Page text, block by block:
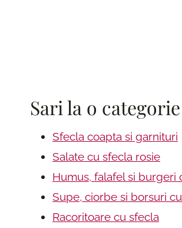
Sari la o categorie
Sfecla coapta si garnituri
Salate cu sfecla rosie
Humus, falafel si burgeri
Supe, ciorbe si borsuri
Racoritoare cu sfecla